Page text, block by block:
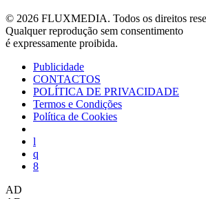
© 2026 FLUXMEDIA. Todos os direitos
Qualquer reprodução sem consentimento
é expressamente proibida.
Publicidade
CONTACTOS
POLÍTICA DE PRIVACIDADE
Termos e Condições
Política de Cookies
AD